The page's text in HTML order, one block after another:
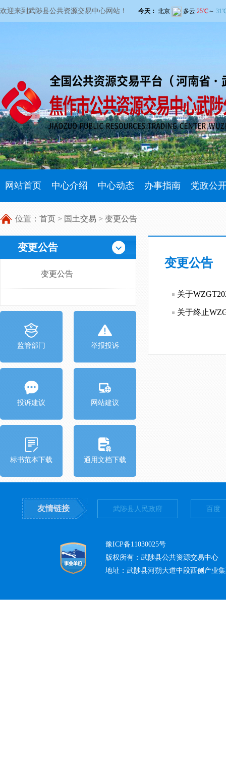
欢迎来到武陟县公共资源交易中心网站！
网站首页 中心介绍 中心动态 办事指南 党政公
位置： 首页 > 国土交易 > 变更公告
变更公告
变更公告
监管部门 举报投诉
投诉建议 网站建议
标书范本下载 通用文档下载
变更公告
关于
关于终止
友情链接 武陟县人民政府 百度
豫ICP备11030025号
版权所有：武陟县公共资源交易中心
地址：武陟县河朔大道中段西侧产业